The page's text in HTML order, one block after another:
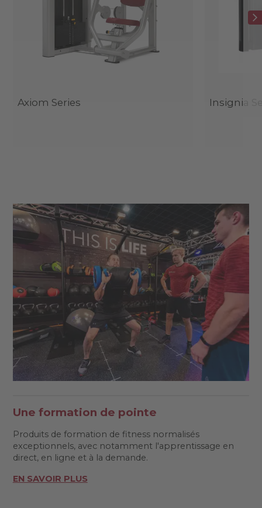
Axiom Series Insignia
Une formation de pointe
Produits de formation de fitness normalisés
exceptionnels, avec notamment l'apprentissage en
direct, en ligne et à la demande.
EN SAVOIR PLUS